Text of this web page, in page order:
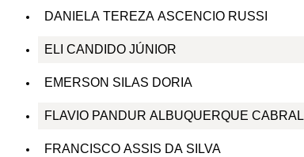
DANIELA TEREZA ASCENCIO RUSSI
ELI CANDIDO JÚNIOR
EMERSON SILAS DORIA
FLAVIO PANDUR ALBUQUERQUE CABRAL
FRANCISCO ASSIS DA SILVA